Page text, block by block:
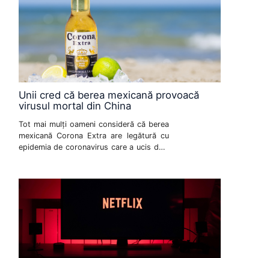
Unii cred că berea mexicană provoacă
virusul mortal din China
Tot mai mulți oameni consideră că berea
mexicană Corona Extra are legătură cu
epidemia de coronavirus care a ucis deja